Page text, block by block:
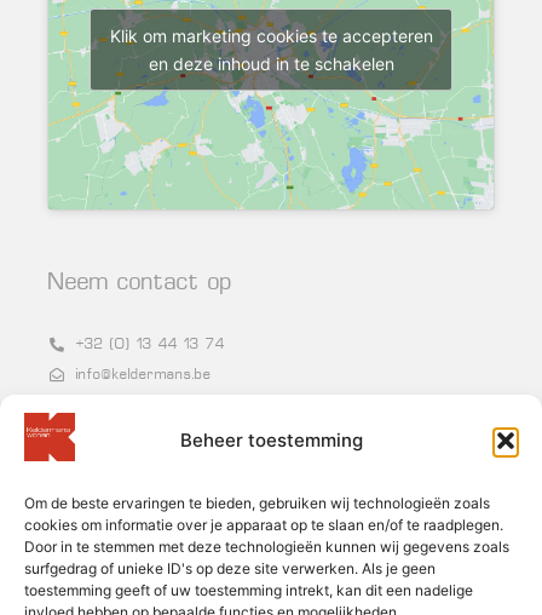
Beheer toestemming
Om de beste ervaringen te bieden, gebruiken wij technologieën zoals
cookies om informatie over je apparaat op te slaan en/of te raadplegen.
Door in te stemmen met deze technologieën kunnen wij gegevens zoals
surfgedrag of unieke ID's op deze site verwerken. Als je geen
toestemming geeft of uw toestemming intrekt, kan dit een nadelige
Klik om marketing cookies te accepteren
en deze inhoud in te schakelen
Neem contact op
+32 (0) 13 44 13 74
info@keldermans.be
BTW BE 0400.954.250
Nieuwsbrief